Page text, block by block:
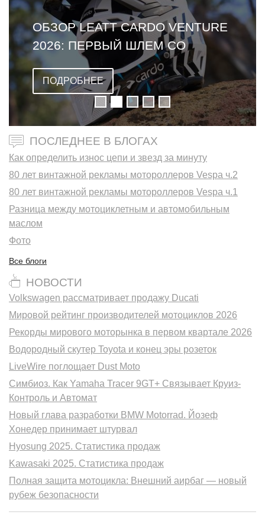
ОБЗОР LEATT CARDO VENTURE
2026: ПЕРВЫЙ ШЛЕМ СО
ВСТРОЕННОЙ ГАРНИТУРОЙ
ПОДРОБНЕЕ
ПОСЛЕДНЕЕ В БЛОГАХ
Как определить износ цепи и звезд за минуту
80 лет винтажной рекламы мотороллеров Vespa ч.2
80 лет винтажной рекламы мотороллеров Vespa ч.1
Разница между мотоциклетным и автомобильным
маслом
Фото
Все блоги
НОВОСТИ
Volkswagen рассматривает продажу Ducati
Мировой рейтинг производителей мотоциклов 2026
Рекорды мирового моторынка в первом квартале 2026
Водородный скутер Toyota и конец эры розеток
LiveWire поглощает Dust Moto
Симбиоз. Как Yamaha Tracer 9GT+ Связывает Круиз-
Контроль и Автомат
Новый глава разработки BMW Motorrad. Йозеф
Хонедер принимает штурвал
Hyosung 2025. Статистика продаж
Kawasaki 2025. Статистика продаж
Полная защита мотоцикла: Внешний аирбаг — новый
рубеж безопасности